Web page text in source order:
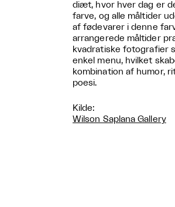
diæt, hvor hver dag er
farve, og alle måltider
af fødevarer i denne
arrangerede måltider
kvadratiske fotografier
enkel menu, hvilket
kombination af humor,
poesi.
Kilde:
Wilson Saplana Gallery